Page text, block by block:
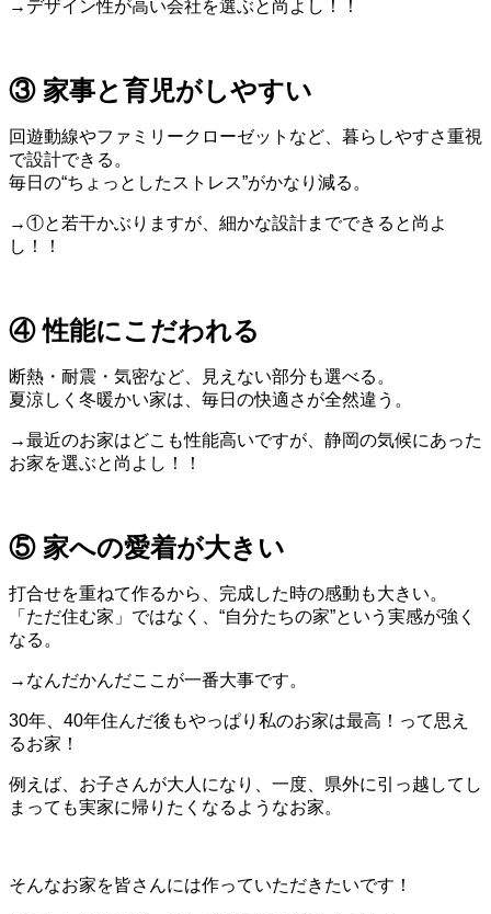
→デザイン性が高い会社を選ぶと尚よし！！
③ 家事と育児がしやすい
回遊動線やファミリークローゼットなど、暮らしやすさ重視
で設計できる。
毎日の“ちょっとしたストレス”がかなり減る。
→①と若干かぶりますが、細かな設計までできると尚よ
し！！
④ 性能にこだわれる
断熱・耐震・気密など、見えない部分も選べる。
夏涼しく冬暖かい家は、毎日の快適さが全然違う。
→最近のお家はどこも性能高いですが、静岡の気候にあった
お家を選ぶと尚よし！！
⑤ 家への愛着が大きい
打合せを重ねて作るから、完成した時の感動も大きい。
「ただ住む家」ではなく、“自分たちの家”という実感が強く
なる。
→なんだかんだここが一番大事です。
30年、40年住んだ後もやっぱり私のお家は最高！って思え
るお家！
例えば、お子さんが大人になり、一度、県外に引っ越してし
まっても実家に帰りたくなるようなお家。
そんなお家を皆さんには作っていただきたいです！